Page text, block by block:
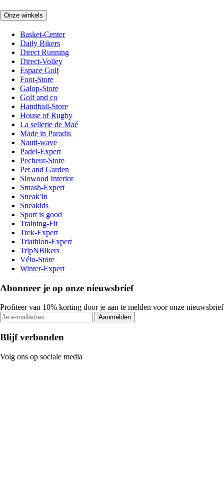
Onze winkels
Basket-Center
Daily Bikers
Direct Running
Direct-Volley
Espace Golf
Foot-Store
Galop-Store
Golf and co
Handball-Store
House of Rugby
La sellerie de Maé
Made in Paradis
Nauti-wave
Padel-Expert
Pecheur-Store
Pet and Garden
Slowood Interior
Smash-Expert
Sneak'In
Sneakids
Sport is good
Training-Fit
Trek-Expert
Triathlon-Expert
TripNBikers
Vélo-Store
Winter-Expert
Abonneer je op onze nieuwsbrief
Profiteer van 10% korting door je aan te melden voor onze nieuwsbrief
Aanmelden
Blijf verbonden
Volg ons op sociale media